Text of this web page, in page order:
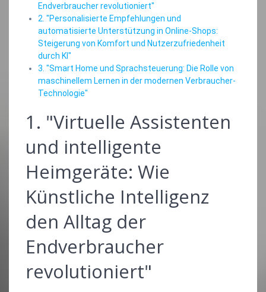
Endverbraucher revolutioniert"
2. "Personalisierte Empfehlungen und
automatisierte Unterstützung in Online-Shops:
Steigerung von Komfort und Nutzerzufriedenheit
durch KI"
3. "Smart Home und Sprachsteuerung: Die Rolle von
maschinellem Lernen in der modernen Verbraucher-
Technologie"
1. "Virtuelle Assistenten
und intelligente
Heimgeräte: Wie
Künstliche Intelligenz
den Alltag der
Endverbraucher
revolutioniert"